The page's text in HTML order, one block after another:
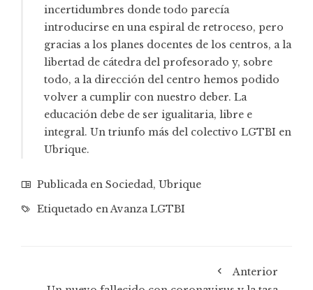
incertidumbres donde todo parecía
introducirse en una espiral de retroceso, pero
gracias a los planes docentes de los centros, a la
libertad de cátedra del profesorado y, sobre
todo, a la dirección del centro hemos podido
volver a cumplir con nuestro deber. La
educación debe de ser igualitaria, libre e
integral. Un triunfo más del colectivo LGTBI en
Ubrique.
Publicada en Sociedad , Ubrique
Etiquetado en Avanza LGTBI
Anterior